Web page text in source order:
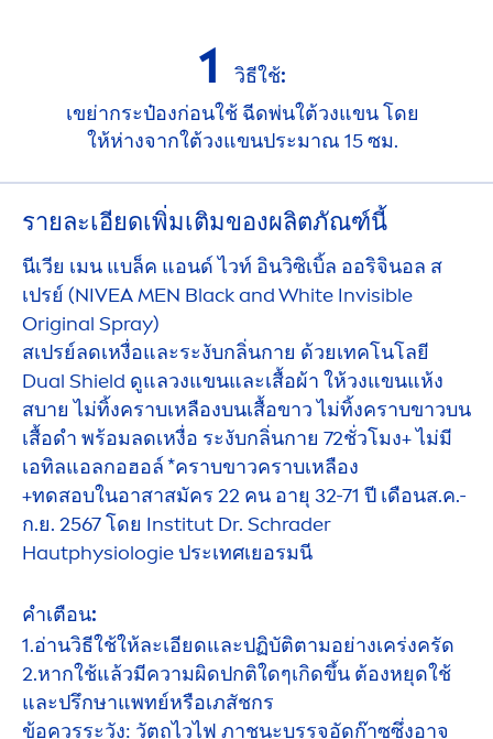
1
วิธีใช้:
เขย่ากระป๋องก่อนใช้ ฉีดพ่นใต้วงแขน โดย
ให้ห่างจากใต้วงแขนประมาณ 15 ซม.
รายละเอียดเพิ่มเติมของผลิตภัณฑ์นี้
นีเวีย เมน แบล็ค แอนด์ ไวท์ อินวิซิเบิ้ล ออริจินอล ส
เปรย์ (NIVEAMEN BlackandWhite Invisible
Original Spray)
สเปรย์ลดเหงื่อและระงับกลิ่นกาย ด้วยเทคโนโลยี
Dual Shield ดูแลวงแขนและเสื้อผ้า ให้วงแขนแห้ง
สบาย ไม่ทิ้งคราบเหลืองบนเสื้อขาว ไม่ทิ้งคราบขาวบน
เสื้อดำ พร้อมลดเหงื่อ ระงับกลิ่นกาย 72ชั่วโมง+ ไม่มี
เอทิลแอลกอฮอล์ *คราบขาวคราบเหลือง
+ทดสอบในอาสาสมัคร 22 คน อายุ 32-71 ปี เดือนส.ค.-
ก.ย. 2567 โดย Institut Dr. Schrader
Hautphysiologie ประเทศเยอรมนี
คำเตือน:
1.อ่านวิธีใช้ให้ละเอียดและปฏิบัติตามอย่างเคร่งครัด
2.หากใช้แล้วมีความผิดปกติใดๆเกิดขึ้น ต้องหยุดใช้
และปรึกษาแพทย์หรือเภสัชกร
ข้อควรระวัง: วัตถุไวไฟ ภาชนะบรรจุอัดก๊าซซึ่งอาจ